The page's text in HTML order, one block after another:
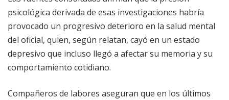
psicológica derivada de esas investigaciones habría
provocado un progresivo deterioro en la salud mental
del oficial, quien, según relatan, cayó en un estado
depresivo que incluso llegó a afectar su memoria y su
comportamiento cotidiano.
Compañeros de labores aseguran que en los últimos